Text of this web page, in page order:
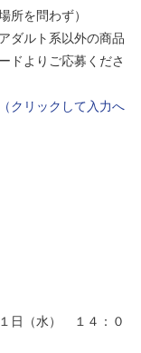
問わず）
ルト系以外の商品
よりご応募くださ
クリックして入力へ
水） １４：０